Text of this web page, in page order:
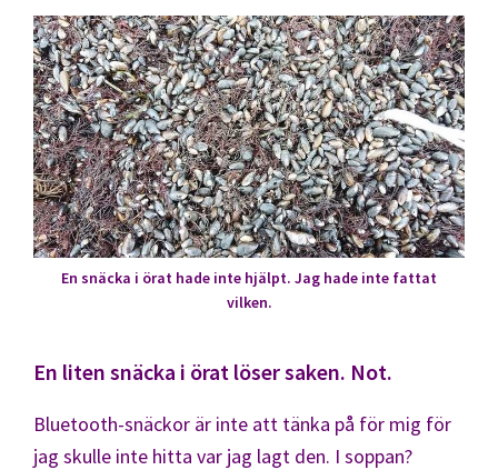
En snäcka i örat hade inte hjälpt. Jag hade inte fattat
vilken.
En liten snäcka i örat löser saken. Not.
Bluetooth-snäckor är inte att tänka på för mig för
jag skulle inte hitta var jag lagt den. I soppan?